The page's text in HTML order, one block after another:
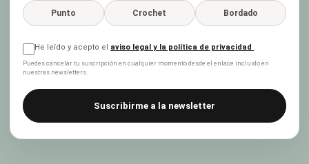
Punto Crochet Bordado
He leído y acepto el aviso legal y la política de privacidad .
Puedes cancelar tu suscripción en cualquier momento desde el enlace incluido en
nuestras newsletters.
Suscribirme a la newsletter